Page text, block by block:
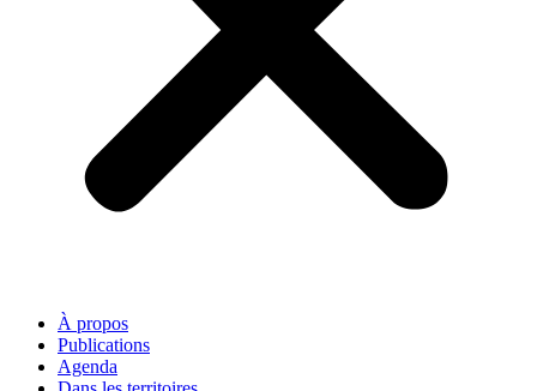
À propos
Publications
Agenda